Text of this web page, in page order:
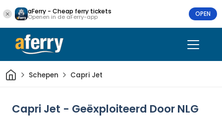
aFerry - Cheap ferry tickets
Openen in de aFerry-app OPEN
ThuisSchepen Capri Jet
Capri Jet - Geëxploiteerd Door NLG